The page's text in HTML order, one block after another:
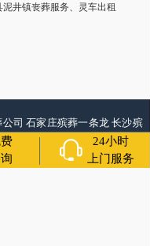
井镇丧葬服务、灵车出租
公司石家庄殡葬一条龙长沙殡
司 呼和浩特灵车出租公司哈尔
事服务 潍坊奎文区白事 乳山
沈阳浑南区殡葬平台中国墓地
24小时
上门服务